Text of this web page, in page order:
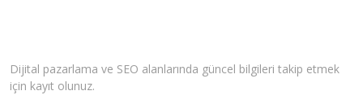
Dijital pazarlama ve SEO alanlarında güncel bilgileri takip etmek
için kayıt olunuz.